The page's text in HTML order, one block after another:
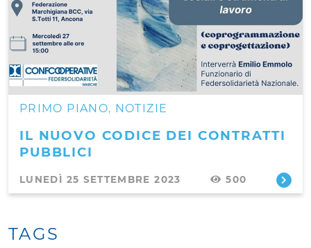
PRIMO PIANO, NOTIZIE
IL NUOVO CODICE DEI CONTRATTI
PUBBLICI
LUNEDÌ 25 SETTEMBRE 2023 500
TAGS